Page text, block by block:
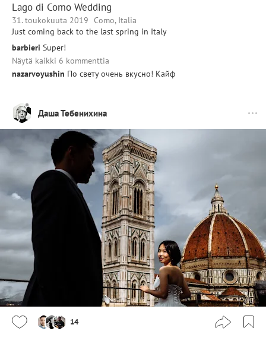
Lago di Como Wedding
31. toukokuuta 2019 Como, Italia
Just coming back to the last spring in Italy
barbieri Super!
Näytä kaikki 6 kommenttia
nazarvoyushin По свету очень вкусно! Кайф
Даша Тебенихина
14